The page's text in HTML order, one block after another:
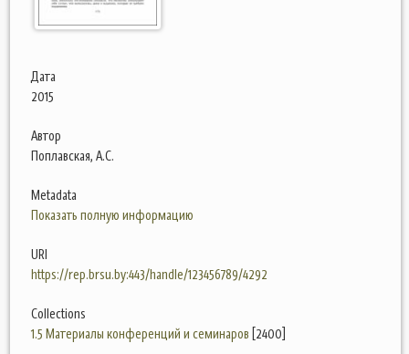
Дата
2015
Автор
Поплавская, А.С.
Metadata
Показать полную информацию
URI
https://rep.brsu.by:443/handle/123456789/4292
Collections
1.5 Материалы конференций и семинаров [2400]